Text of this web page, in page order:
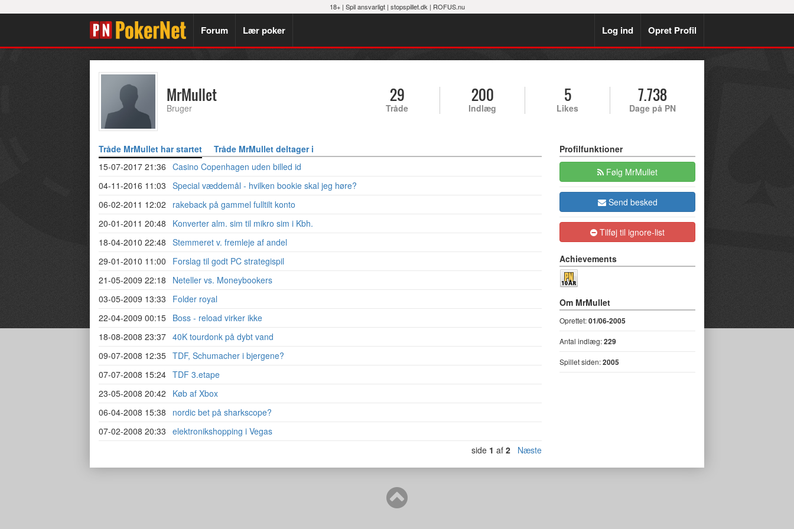
18+ | Spil ansvarligt| stopspillet.dk | ROFUS.nu
Forum Lær poker Log ind Opret Profil
MrMullet
Bruger
29
Tråde
200
Indlæg
5
Likes
7.738
Dage på PN
Tråde MrMullet har startet
Tråde MrMullet deltager i
15-07-2017 21:36 Casino Copenhagen uden billed id
04-11-2016 11:03 Special væddemål - hvilken bookie skal jeg høre?
06-02-2011 12:02
rakeback på gammel fulltilt konto
20-01-2011 20:48
Konverter alm. sim til mikro sim i Kbh.
18-04-2010 22:48 Stemmeret v. fremleje af andel
29-01-2010 11:00
Forslag til godt PC strategispil
21-05-2009 22:18
Neteller vs. Moneybookers
03-05-2009 13:33
Folder royal
22-04-2009 00:15 Boss - reload virker ikke
18-08-2008 23:37 40K tourdonk på dybt vand
09-07-2008 12:35 TDF, Schumacher i bjergene?
07-07-2008 15:24 TDF 3.etape
23-05-2008 20:42
Køb af Xbox
06-04-2008 15:38
nordic bet på sharkscope?
07-02-2008 20:33 elektronikshopping i Vegas
side 1 af 2 Næste
Profilfunktioner
Følg MrMullet
Send besked
Tilføj til ignore-list
Achievements
Om MrMullet
Oprettet:01/06-2005
Antal indlæg:229
Spillet siden:2005